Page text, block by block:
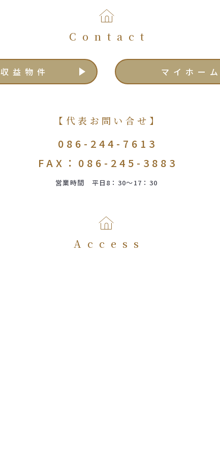
Contact
収益物件 マイホー
【代表お問い合せ】
086-244-7613
FAX：086-245-3883
営業時間 平日8：30～17：30
Access